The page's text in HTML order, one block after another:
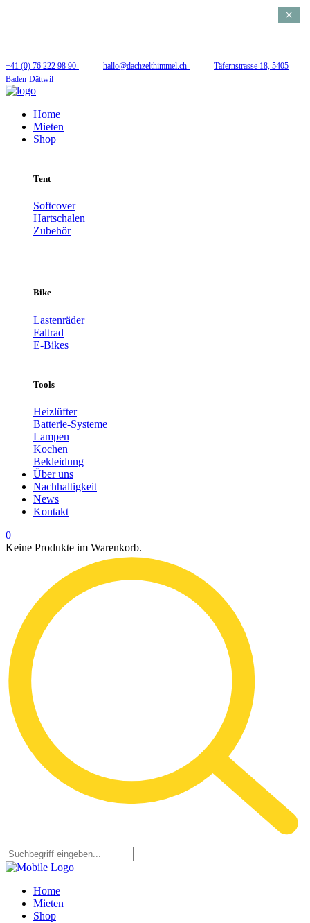
+41 (0) 76 222 98 90 hallo@dachzelthimmel.ch
Täfernstrasse 18, 5405
Baden-Dättwil
Home
Mieten
Shop
Tent
Softcover
Hartschalen
Zubehör
Bike
Lastenräder
Faltrad
E-Bikes
Tools
Heizlüfter
Batterie-Systeme
Lampen
Kochen
Bekleidung
Über uns
Nachhaltigkeit
News
Kontakt
0
Keine Produkte im Warenkorb.
Home
Mieten
Shop
×